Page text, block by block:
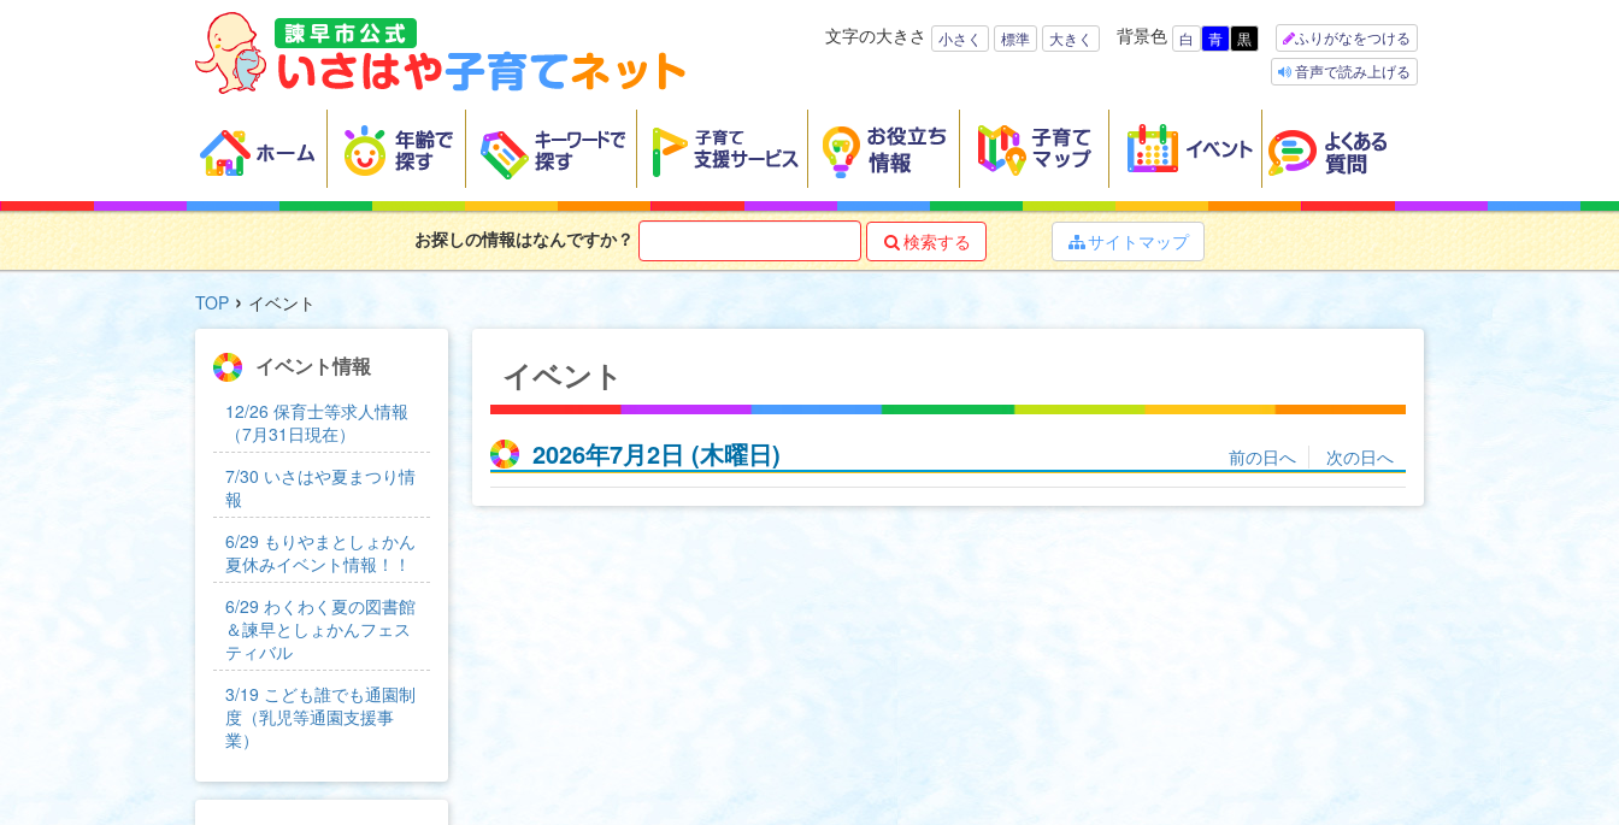
文字の大きさ 小さく 標準 大きく 背景色 白 青 黒
ふりがなをつける
音声で読み上げる
お探しの情報はなんですか？  検索する サイトマップ
TOP › イベント
イベント
2026年7月2日 (木曜日) 前の日へ 次の日へ
イベント情報
12/26 保育士等求人情報
（7月31日現在）
7/30 いさはや夏まつり情
報
6/29 もりやまとしょかん
夏休みイベント情報！！
6/29 わくわく夏の図書館
＆諫早としょかんフェス
ティバル
3/19 こども誰でも通園制
度（乳児等通園支援事
業）